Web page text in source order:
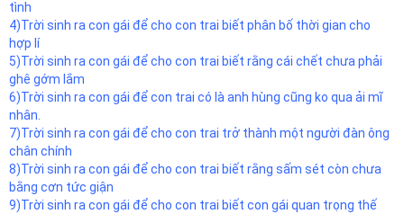
tình
4)Trời sinh ra con gái để cho con trai biết phân bố thời gian cho
hợp lí
5)Trời sinh ra con gái để cho con trai biết rằng cái chết chưa phải
ghê gớm lắm
6)Trời sinh ra con gái để con trai có là anh hùng cũng ko qua ải mĩ
nhân.
7)Trời sinh ra con gái để cho con trai trở thành một người đàn ông
chân chính
8)Trời sinh ra con gái để cho con trai biết rằng sấm sét còn chưa
bằng cơn tức giận
9)Trời sinh ra con gái để cho con trai biết con gái quan trọng thế